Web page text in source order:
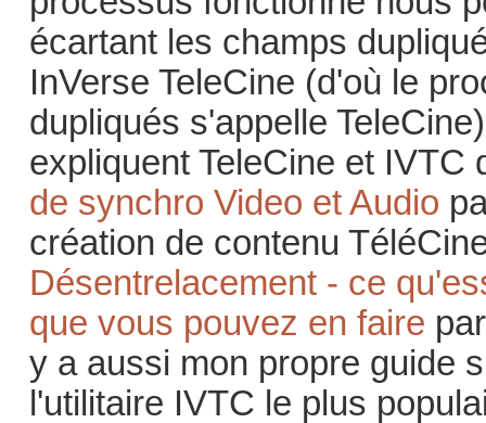
écartant les champs
InVerse TeleCine (d'où le
dupliqués s'appelle
expliquent TeleCine et
de synchro Video et Audio
création de contenu
Désentrelacement - ce
que vous pouvez en faire
y a aussi mon propre guide
l'utilitaire IVTC le plus